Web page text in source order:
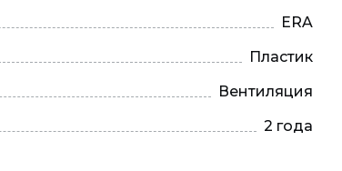
ERA
Пластик
Вентиляция
2 года